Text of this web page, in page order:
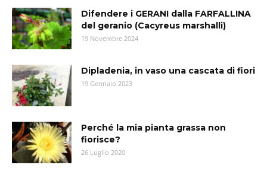
Difendere i GERANI dalla FARFALLINA
del geranio (Cacyreus marshalli)
19 Novembre 2024
Dipladenia, in vaso una cascata di fiori
19 Gennaio 2023
Perché la mia pianta grassa non
fiorisce?
26 Luglio 2020